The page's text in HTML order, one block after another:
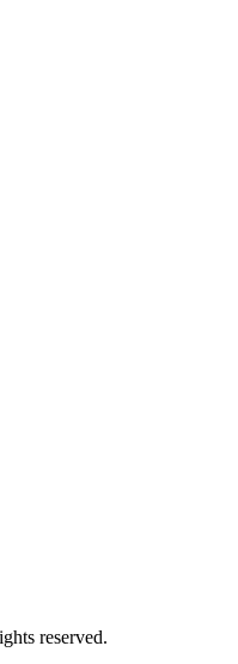
reserved.